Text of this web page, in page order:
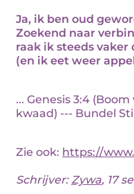
Ja, ik ben oud
Zoekend naar
raak ik steeds
(en ik eet weer
... Genesis 3:4
kwaad) --- Bundel
Zie ook: https://
Schrijver:Zywa, 17